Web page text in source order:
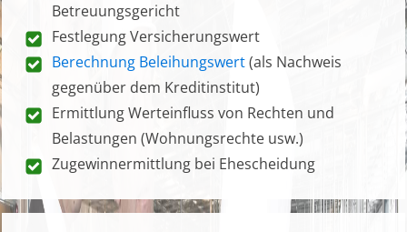
Betreuungsgericht
Festlegung Versicherungswert
Berechnung Beleihungswert(als Nachweis
gegenüber dem Kreditinstitut)
Ermittlung Werteinfluss von Rechten und
Belastungen (Wohnungsrechte usw.)
Zugewinnermittlung bei Ehescheidung